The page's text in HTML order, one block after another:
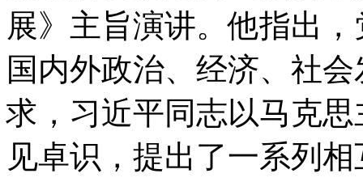
展》主旨演讲。他指出
国内外政治、经济、社
求，习近平同志以马克
见卓识，提出了一系列